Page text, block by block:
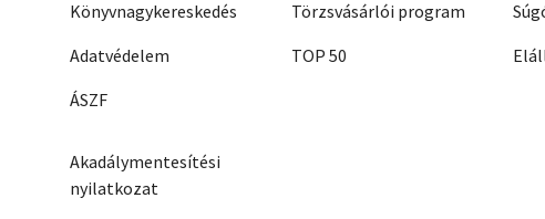
Könyvnagykereskedés
Adatvédelem
ÁSZF
Akadálymentesítési
nyilatkozat
Törzsvásárlói program
TOP 50